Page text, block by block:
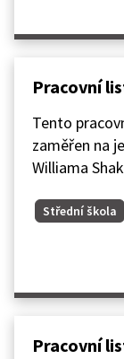
Pracovní
Tento
zaměřen na
Williama
Střední škola
Pracovní